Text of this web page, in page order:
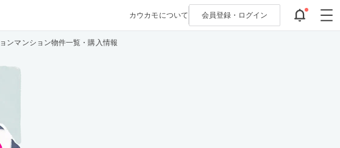
カウカモについて 会員登録・ ログイン
ンマンション物件一覧・購入情報